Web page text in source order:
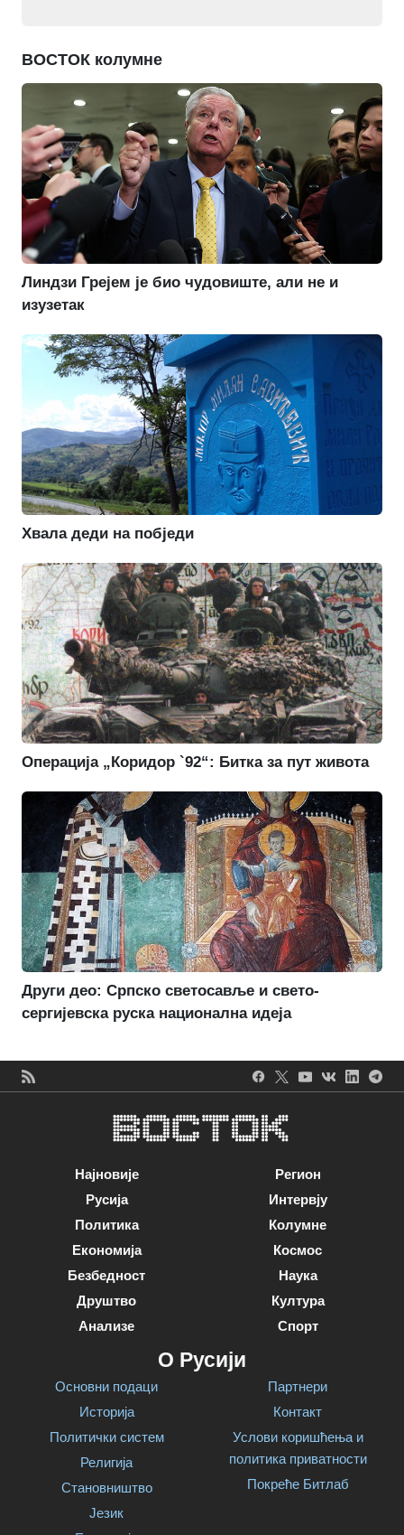
ВОСТОК колумне
Линдзи Грејем је био чудовиште, али не и
изузетак
Хвала деди на побједи
Операција „Коридор `92“: Битка за пут живота
Други део: Српско светосавље и свето-
сергијевска руска национална идеја
Најновије
Русија
Политика
Економија
Безбедност
Друштво
Анализе
Регион
Интервју
Колумне
Космос
Наука
Култура
Спорт
О Русији
Основни подаци
Историја
Политички систем
Религија
Становништво
Језик
Партнери
Контакт
Услови коришћења и
политика приватности
Покреће Битлаб